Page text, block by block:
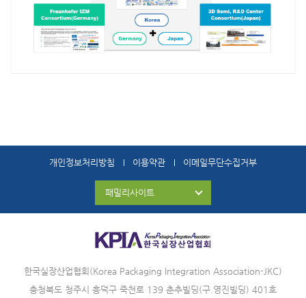
개인정보처리방침 이용약관 이메일무단수집거부
패밀리사이트
한국실장산업협회(Korea Packaging Integration Association-JKC)
충청북도 청주시 흥덕구 죽천로 139 춘추빌딩(구.영진빌딩) 401호